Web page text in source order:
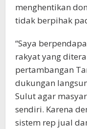
menghentikan
tidak berpihak
“Saya
rakyat yang
pertambangan
dukungan
Sulut agar
sendiri. Karena
sistem rep jual